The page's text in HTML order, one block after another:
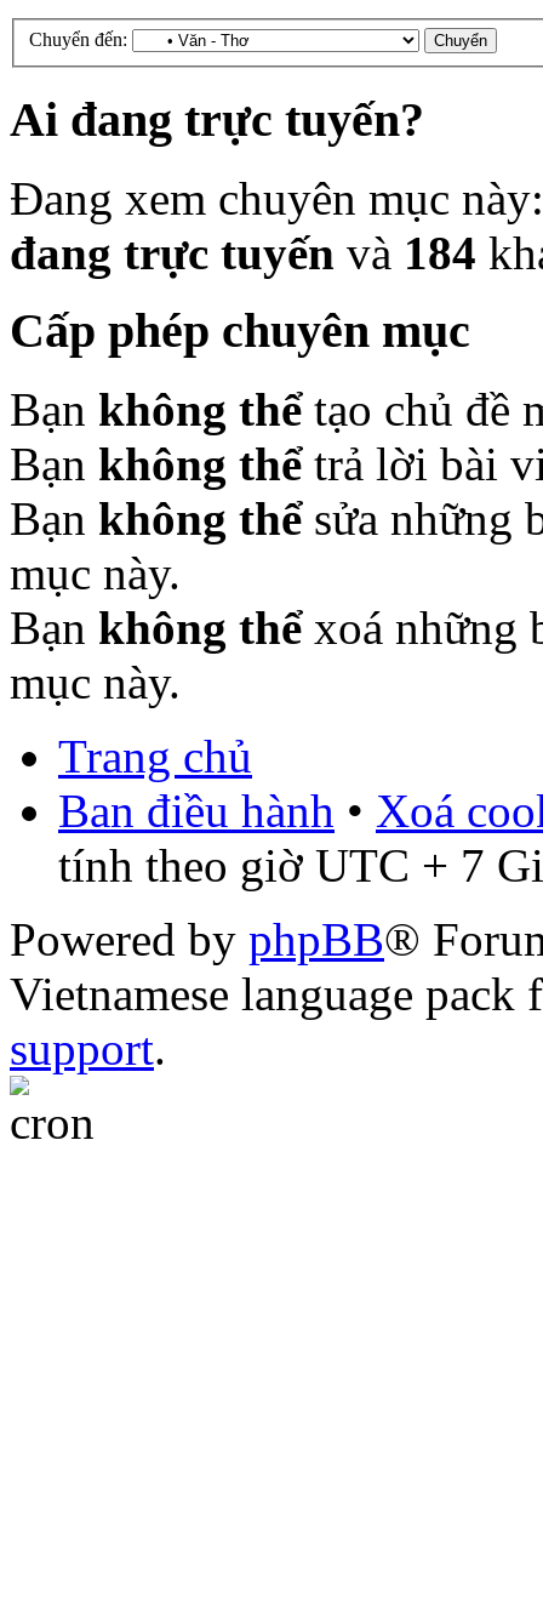
Chuyển đến:
Ai đang trực tuyến?
Đang xem chuyên mục
đang trực tuyến và 184
Cấp phép chuyên mục
Bạn không thểtạo chủ đề
Bạn không thểtrả lời bài
Bạn không thểsửa những
mục này.
Bạn không thểxoá những
mục này.
Trang chủ
Ban điều hành • Xoá
tính theo giờ UTC + 7
Powered by phpBB®
Vietnamese language
support.